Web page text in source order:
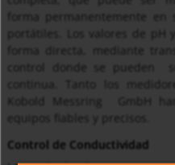
portátiles. Los valores de pH
control donde se pueden
Kobold Messring GmbH
equipos fiables y precisos.
Control de Conductividad